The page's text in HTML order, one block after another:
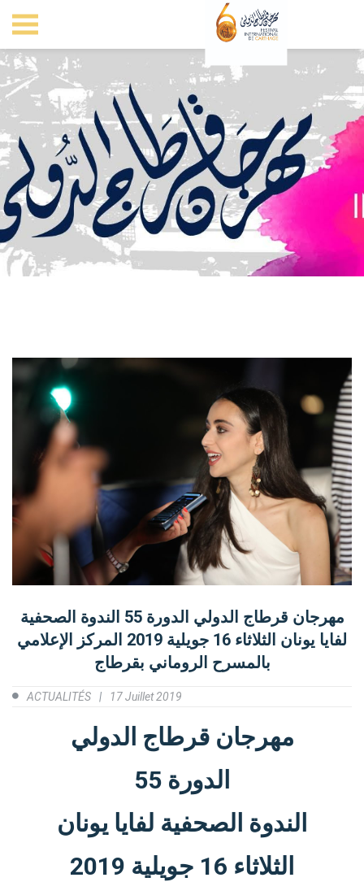
مهرجان قرطاج الدولي الدورة 55 الندوة الصحفية
لفايا يونان الثلاثاء 16 جويلية 2019 المركز الإعلامي
بالمسرح الروماني بقرطاج
ACTUALITÉS 17 Juillet 2019
مهرجان قرطاج الدولي
الدورة 55
الندوة الصحفية لفايا يونان
الثلاثاء 16 جويلية 2019